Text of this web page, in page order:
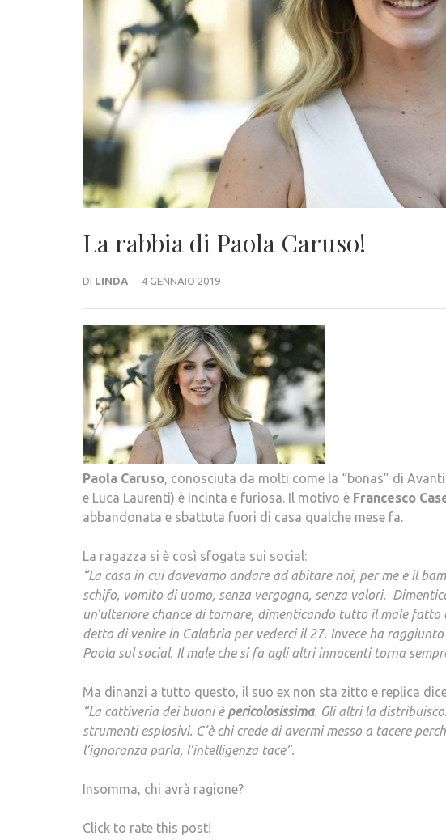
La rabbia di Paola Caruso!
DI LINDA 4 GENNAIO 2019
Paola Caruso, conosciuta da molti come la “bonas” di
e Luca Laurenti) è incinta e furiosa. Il motivo è Francesco
abbandonata e sbattuta fuori di casa qualche mese fa.
La ragazza si è così sfogata sui social:
“La casa in cui dovevamo andare ad abitare noi, per me e il
schifo, vomito di uomo, senza vergogna, senza valori.
un’ulteriore chance di tornare, dimenticando tutto il male fatto
detto di venire in Calabria per vederci il 27. Invece ha
Paola sul social. Il male che si fa agli altri innocenti torna
Ma dinanzi a tutto questo, il suo ex non sta zitto e replica
“La cattiveria dei buoni è pericolosissima. Gli altri la
strumenti esplosivi. C’è chi crede di avermi messo a tacere
l’ignoranza parla, l’intelligenza tace”.
Insomma, chi avrà ragione?
Click to rate this post!